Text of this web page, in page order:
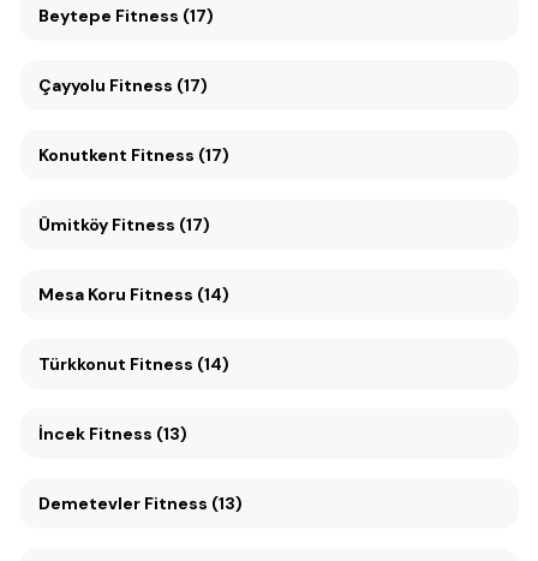
Beytepe Fitness (17)
Çayyolu Fitness (17)
Konutkent Fitness (17)
Ümitköy Fitness (17)
Mesa Koru Fitness (14)
Türkkonut Fitness (14)
İncek Fitness (13)
Demetevler Fitness (13)